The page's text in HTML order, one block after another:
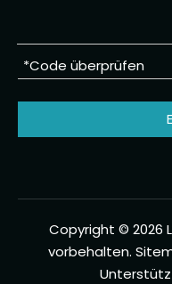
Copyright © 2026
vorbehalten.